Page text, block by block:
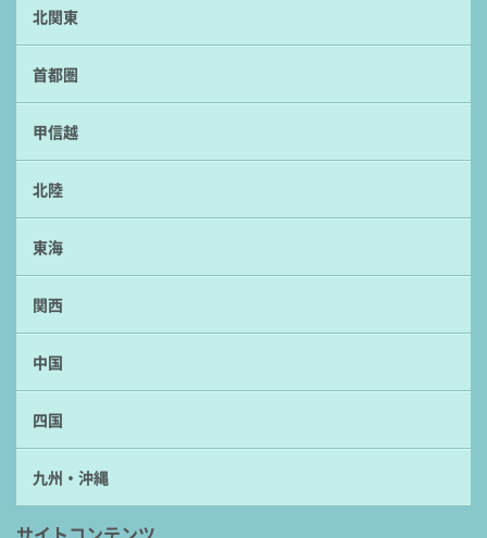
北関東
首都圏
甲信越
北陸
東海
関西
中国
四国
九州・沖縄